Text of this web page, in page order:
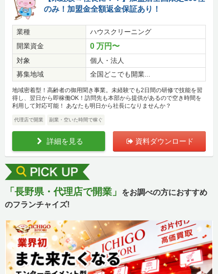
のみ！加盟金全額返金保証あり！
業種
ハウスクリーニング
開業資金
0 万円〜
対象
個人・法人
募集地域
全国どこでも開業...
地域密着型！高齢者の御用聞き事業。未経験でも2日間の研修で技能を習
得し、翌日から即稼働OK！訪問先も本部から提供があるので空き時間を
利用して対応可能！ あなたも明日から社長になりませんか？
代理店で開業 副業・空いた時間で稼ぐ
詳細を見る 資料ダウンロード
「長野県・代理店で開業」
をお調べの方におすすめ
のフランチャイズ!